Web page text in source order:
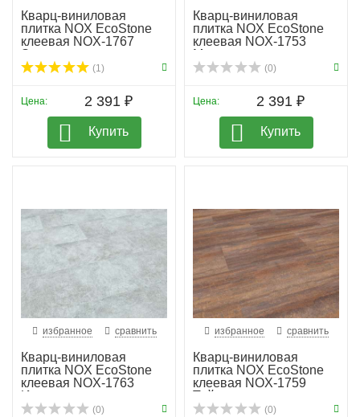
Кварц-виниловая
плитка NOX EcoStone
клеевая NOX-1767
Элгон
(1)
Цена: 2 391 ₽
Купить
Кварц-виниловая
плитка NOX EcoStone
клеевая NOX-1753
Макалу
(0)
Цена: 2 391 ₽
Купить
избранное сравнить
Кварц-виниловая
плитка NOX EcoStone
клеевая NOX-1763
Иджен
(0)
избранное сравнить
Кварц-виниловая
плитка NOX EcoStone
клеевая NOX-1759
Тейде
(0)